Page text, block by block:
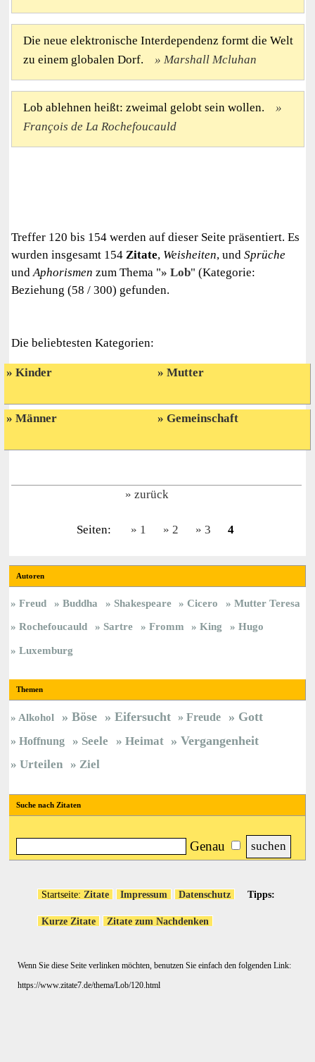
Die neue elektronische Interdependenz formt die Welt
zu einem globalen Dorf.
Marshall Mcluhan
Lob ablehnen heißt: zweimal gelobt sein wollen.
François de La Rochefoucauld
Treffer 120 bis 154 werden auf dieser Seite präsentiert. Es
wurden insgesamt 154Zitate, Weisheiten, undSprüche
undAphorismen zum Thema " Lob" (Kategorie:
Beziehung (58 / 300) gefunden.
Die beliebtesten Kategorien:
Kinder
Männer
Mutter
Gemeinschaft
zurück
Seiten: 1 2 3 4
Autoren
Freud Buddha Shakespeare Cicero
Mutter Teresa
Rochefoucauld
Sartre Fromm King
Hugo
Luxemburg
Themen
Alkohol Böse Eifersucht Freude Gott
Hoffnung Seele Heimat Vergangenheit
Urteilen Ziel
Suche nach Zitaten
Genau
Startseite: Zitate Impressum Datenschutz Tipps:
Kurze Zitate Zitate zum Nachdenken
Wenn Sie diese Seite verlinken möchten, benutzen Sie einfach den folgenden Link:
https://www.zitate7.de/thema/Lob/120.html